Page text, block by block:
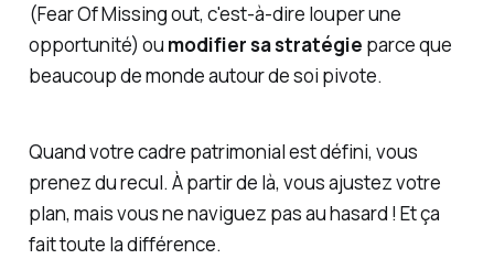
(Fear Of Missing out, c'est-à-dire louper une
opportunité) ou modifier sa stratégie parce que
beaucoup de monde autour de soi pivote.
Quand votre cadre patrimonial est défini, vous
prenez du recul. À partir de là, vous ajustez votre
plan, mais vous ne naviguez pas au hasard ! Et ça
fait toute la différence.